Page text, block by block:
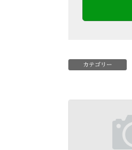
カテゴリー